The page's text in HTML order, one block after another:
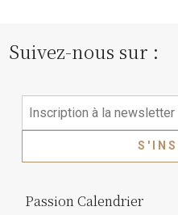
Suivez-nous sur :
Passion Calendrier